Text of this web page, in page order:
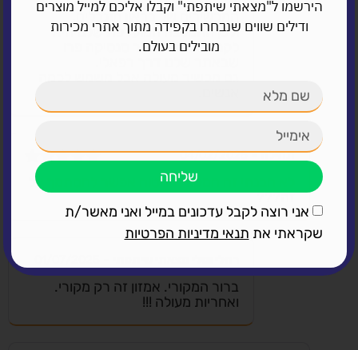
המכשירים של בראון מוגבלים.
ולכן ההמלצה המועדפת שלנו היא
לקנות את המכשיר סנסיקה פרו
מתוך
5
תהילה–
04/02/2025
לא הבנתי זה המקורי? בטוח אפשר להסתמך על
זה???
ברור המקורי. אמזון זה רק מקורי.
ואחריות מעולה !!!
הירשמו ל"מצאתי שיתפתי" וקבלו אליכם למייל מוצרים
ודילים שווים שנבחרו בקפידה מתוך אתרי מכירות
מובילים בעולם.
אני רוצה לקבל עדכונים במייל ואני מאשר/ת
שקראתי את תנאי מדיניות הפרטיות
שליחה